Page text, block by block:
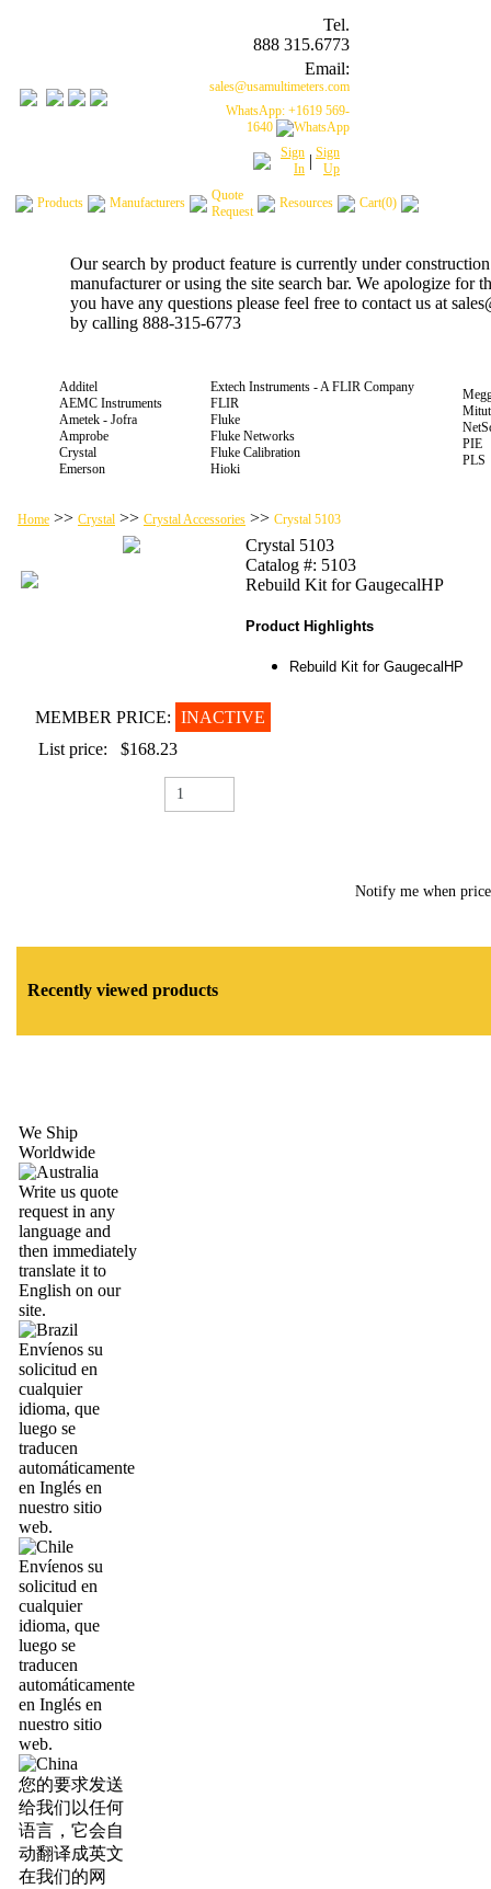
Tel.
888 315.6773
Email:
sales@usamultimeters.com
WhatsApp: +1619 569-
1640
Sign
In | Sign
Up
Products Manufacturers
Quote
Request
Resources Cart(0)
Our search by product feature is currently under
manufacturer or using the site search bar. We apologize for
you have any questions please feel free to contact us at
by calling 888-315-6773
Additel
AEMC Instruments
Ametek - Jofra
Amprobe
Crystal
Emerson
Extech Instruments - A FLIR Company
FLIR
Fluke
Fluke Networks
Fluke Calibration
Hioki
PIE
PLS
Home >> Crystal >> Crystal Accessories >> Crystal 5103
Crystal 5103
Catalog #: 5103
Rebuild Kit for GaugecalHP
Product Highlights
Rebuild Kit for GaugecalHP
MEMBER PRICE: INACTIVE
List price:
$168.23
Notify me when
Recently viewed products
We Ship
Worldwide
Write us quote
request in any
language and
then immediately
translate it to
English on our
site.
Envíenos su
solicitud en
cualquier
idioma, que
luego se
traducen
automáticamente
en Inglés en
nuestro sitio
web.
Envíenos su
solicitud en
cualquier
idioma, que
luego se
traducen
automáticamente
en Inglés en
nuestro sitio
web.
您的要求发送
给我们以任何
语言，它会自
动翻译成英文
在我们的网